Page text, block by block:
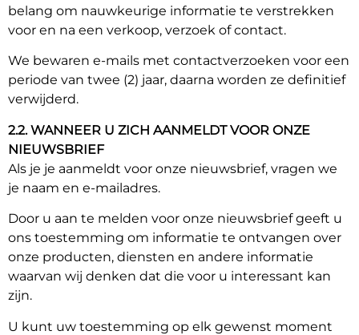
belang om nauwkeurige informatie te verstrekken
voor en na een verkoop, verzoek of contact.
We bewaren e-mails met contactverzoeken voor een
periode van twee (2) jaar, daarna worden ze definitief
verwijderd.
2.2. WANNEER U ZICH AANMELDT VOOR ONZE
NIEUWSBRIEF
Als je je aanmeldt voor onze nieuwsbrief, vragen we
je naam en e-mailadres.
Door u aan te melden voor onze nieuwsbrief geeft u
ons toestemming om informatie te ontvangen over
onze producten, diensten en andere informatie
waarvan wij denken dat die voor u interessant kan
zijn.
U kunt uw toestemming op elk gewenst moment